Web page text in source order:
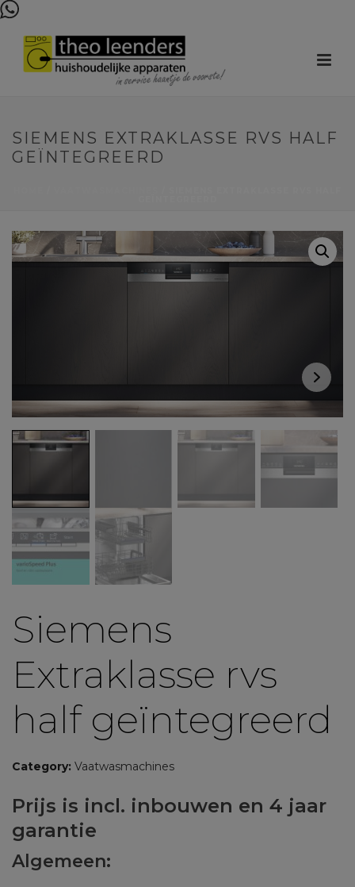
SIEMENS EXTRAKLASSE RVS HALF
GEÏNTEGREERD
Siemens
Extraklasse rvs
half geïntegreerd
Category: Vaatwasmachines
Prijs is incl. inbouwen en 4 jaar
garantie
Algemeen: